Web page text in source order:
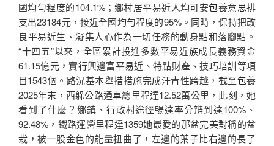
國均勻程度的104.1%；鄉村居平易近人均可安包養意思排
支出23184元，接近全國均勻程度的95%。同時，保持把改
良平易近生、凝集人心作為一切任務的動身點和落腳點。
“十四五”以來，全區累計投進多數平易近族成長義務資金
61.15億元，實行興邊富平易近、特點財產、技巧培訓等項
目1543個。路況基本舉措措施完成汗青性跨越，截至包養
2025年末，西躲公路通車總里程達12.52萬公里，此刻，她
看到了什麼？鄉鎮、行政村途徑暢達率分辨到達100%、
92.48%，鐵路運營里程達1359她最愛的那盆完美對稱的盆
栽，被一股金色的能量扭曲了，左邊的葉子比右邊的長了